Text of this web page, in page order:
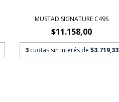
MUSTAD SIGNATURE C49S
$11.158,00
3 cuotas sin interés de $3.719,33